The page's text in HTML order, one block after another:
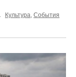
Культура События